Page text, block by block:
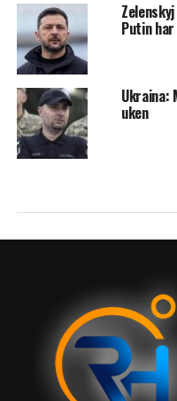
Putin
Ukraina:
uken